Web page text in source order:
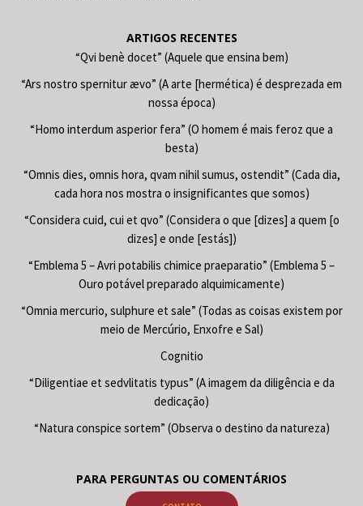
ARTIGOS RECENTES
“Qvi benè docet” (Aquele que ensina bem)
“Ars nostro spernitur ævo” (A arte [hermética) é desprezada em
nossa época)
“Homo interdum asperior fera” (O homem é mais feroz que a
besta)
“Omnis dies, omnis hora, qvam nihil sumus, ostendit” (Cada dia,
cada hora nos mostra o insignificantes que somos)
“Considera cuid, cui et qvo” (Considera o que [dizes] a quem [o
dizes] e onde [estás])
“Emblema 5 – Avri potabilis chimice praeparatio” (Emblema 5 –
Ouro potável preparado alquimicamente)
“Omnia mercurio, sulphure et sale” (Todas as coisas existem por
meio de Mercúrio, Enxofre e Sal)
Cognitio
“Diligentiae et sedvlitatis typus” (A imagem da diligência e da
dedicação)
“Natura conspice sortem” (Observa o destino da natureza)
PARA PERGUNTAS OU COMENTÁRIOS